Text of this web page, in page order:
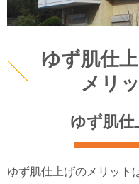
ゆず肌仕
メリ
ゆず肌仕
ゆず肌仕上げのメリット